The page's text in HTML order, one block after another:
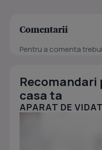
Comentarii
Pentru a comenta
casa ta
APARAT DE